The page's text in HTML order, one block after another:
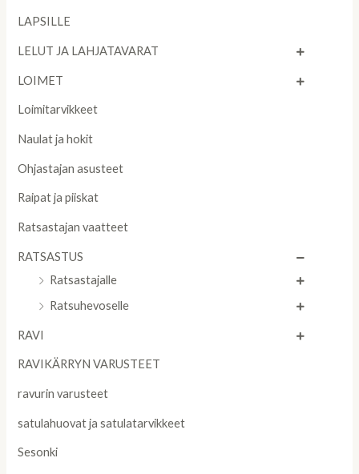
LAPSILLE
LELUT JA LAHJATAVARAT
LOIMET
Loimitarvikkeet
Naulat ja hokit
Ohjastajan asusteet
Raipat ja piiskat
Ratsastajan vaatteet
RATSASTUS
Ratsastajalle
Ratsuhevoselle
RAVI
RAVIKÄRRYN VARUSTEET
ravurin varusteet
satulahuovat ja satulatarvikkeet
Sesonki